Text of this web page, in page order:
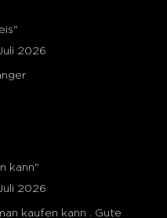
2026
kann"
2026
kaufen kann . Gute